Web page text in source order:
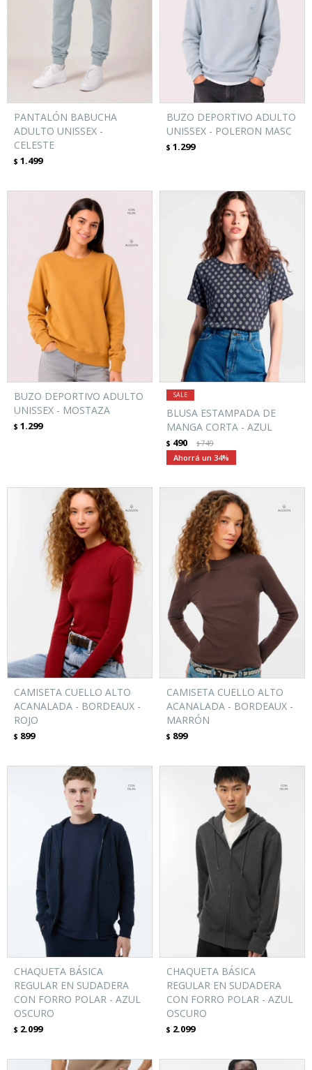
PANTALÓN BABUCHA
ADULTO UNISSEX -
CELESTE
$ 1.499
BUZO DEPORTIVO ADULTO
UNISSEX - POLERON MASC
$ 1.299
BUZO DEPORTIVO ADULTO
UNISSEX - MOSTAZA
$ 1.299
BLUSA ESTAMPADA DE
MANGA CORTA - AZUL
$ 490 $749
34
CAMISETA CUELLO ALTO
ACANALADA - BORDEAUX -
ROJO
$ 899
CAMISETA CUELLO ALTO
ACANALADA - BORDEAUX -
MARRÓN
$ 899
CHAQUETA BÁSICA
REGULAR EN SUDADERA
CON FORRO POLAR - AZUL
OSCURO
$ 2.099
CHAQUETA BÁSICA
REGULAR EN SUDADERA
CON FORRO POLAR - AZUL
OSCURO
$ 2.099